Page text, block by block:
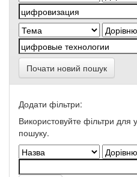
Почати новий пошук
Додати фільтри:
Використовуйте фільтри для
пошуку.